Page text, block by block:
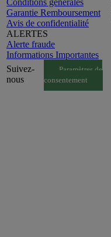
Conditions générales
Garantie Remboursement
Avis de confidentialité
ALERTES
Alerte fraude
Informations Importantes
Suivez-
nous
Paramètres de
consentement